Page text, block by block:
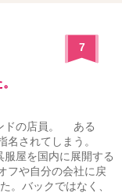
7
ドの店員。 ある
名されてしまう。
を国内に展開する
フや自分の会社に戻
バックではなく、